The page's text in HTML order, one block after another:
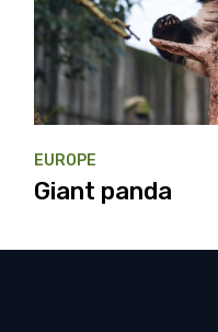
EUROPE
Giant panda